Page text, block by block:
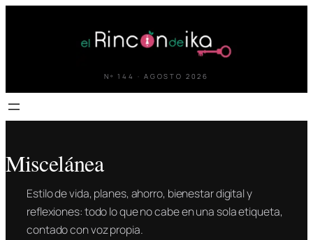
Nº 144 · AGOSTO 2026
Miscelánea
Estilo de vida, planes, ahorro, bienestar digital y
reflexiones: todo lo que no cabe en una sola etiqueta,
contado con voz propia.